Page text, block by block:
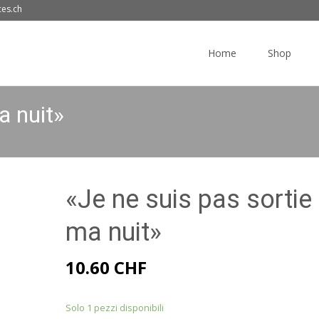
Home Shop
nuit»
«Je ne suis pas sortie
ma nuit»
10.60 CHF
Solo 1 pezzi disponibili